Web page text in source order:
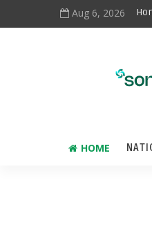
Aug 6, 2026
HOME